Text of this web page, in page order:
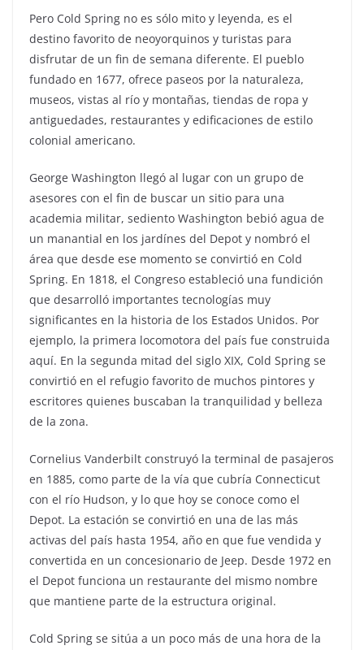
Pero Cold Spring no es sólo mito y leyenda, es el
destino favorito de neoyorquinos y turistas para
disfrutar de un fin de semana diferente. El pueblo
fundado en 1677, ofrece paseos por la naturaleza,
museos, vistas al río y montañas, tiendas de ropa y
antiguedades, restaurantes y edificaciones de estilo
colonial americano.
George Washington llegó al lugar con un grupo de
asesores con el fin de buscar un sitio para una
academia militar, sediento Washington bebió agua de
un manantial en los jardínes del Depot y nombró el
área que desde ese momento se convirtió en Cold
Spring. En 1818, el Congreso estableció una fundición
que desarrolló importantes tecnologías muy
significantes en la historia de los Estados Unidos. Por
ejemplo, la primera locomotora del país fue construida
aquí. En la segunda mitad del siglo XIX, Cold Spring se
convirtió en el refugio favorito de muchos pintores y
escritores quienes buscaban la tranquilidad y belleza
de la zona.
Cornelius Vanderbilt construyó la terminal de pasajeros
en 1885, como parte de la vía que cubría Connecticut
con el río Hudson, y lo que hoy se conoce como el
Depot. La estación se convirtió en una de las más
activas del país hasta 1954, año en que fue vendida y
convertida en un concesionario de Jeep. Desde 1972 en
el Depot funciona un restaurante del mismo nombre
que mantiene parte de la estructura original.
Cold Spring se sitúa a un poco más de una hora de la